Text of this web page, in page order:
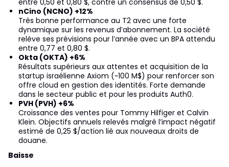
nCino (NCNO) +12%
Très bonne performance au T2 avec une forte
dynamique sur les revenus d’abonnement. La société
relève ses prévisions pour l’année avec un BPA attendu
entre 0,77 et 0,80 $.
Okta (OKTA) +6%
Résultats supérieurs aux attentes et acquisition de la
startup israélienne Axiom (~100 M$) pour renforcer son
offre cloud en gestion des identités. Forte demande
dans le secteur public et pour les produits Auth0.
PVH (PVH) +6%
Croissance des ventes pour Tommy Hilfiger et Calvin
Klein. Objectifs annuels relevés malgré l’impact négatif
estimé de 0,25 $/action lié aux nouveaux droits de
douane.
Baisse